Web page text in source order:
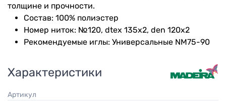
толщине и прочности.
Состав: 100% полиэстер
Номер ниток: №120, dtex 135x2, den 120x2
Рекомендуемые иглы: Универсальные NM75-90
Характеристики
Артикул